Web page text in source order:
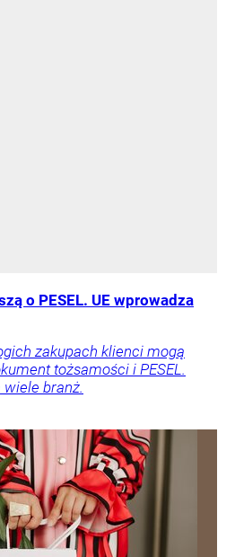
o PESEL. UE wprowadza
zakupach klienci mogą
tożsamości i PESEL.
branż.